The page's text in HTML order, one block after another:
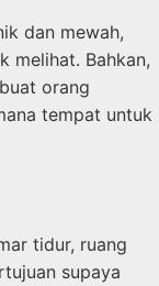
dan mewah,
melihat. Bahkan,
orang
tempat untuk
tidur, ruang
supaya